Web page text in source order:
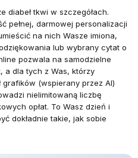
diabeł tkwi w szczegółach.
pełnej, darmowej personalizacji
na nich Wasze imiona,
lub wybrany cytat o
pozwala na samodzielne
a dla tych z Was, którzy
grafików (wspierany przez AI)
nielimitowaną liczbę
opłat. To Wasz dzień i
dokładnie takie, jak sobie